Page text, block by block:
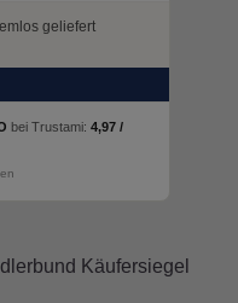
geliefert
geliefert
bei Trustami: 4,97 /